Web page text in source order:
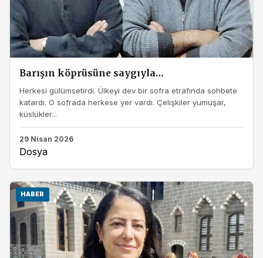
Barışın köprüsüne saygıyla…
Herkesi gülümsetirdi. Ülkeyi dev bir sofra etrafında sohbete
katardı. O sofrada herkese yer vardı. Çelişkiler yumuşar,
küslükler...
29 Nisan 2026
Dosya
HABER